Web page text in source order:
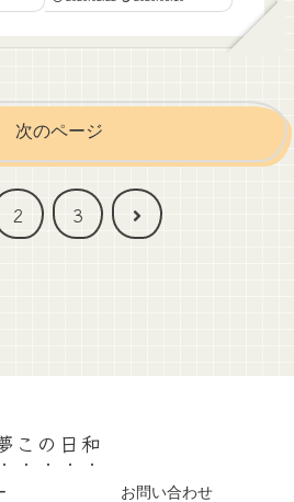
親）や家族構成も！
次のページ
2 3
次
この日和
お問い合わせ